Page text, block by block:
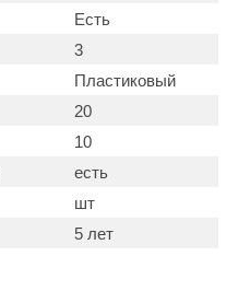
Есть
3
Пластиковый
20
10
есть
шт
5 лет